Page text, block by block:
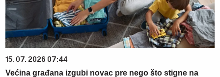
15. 07. 2026 07:44
Većina građana izgubi novac pre nego što stigne na